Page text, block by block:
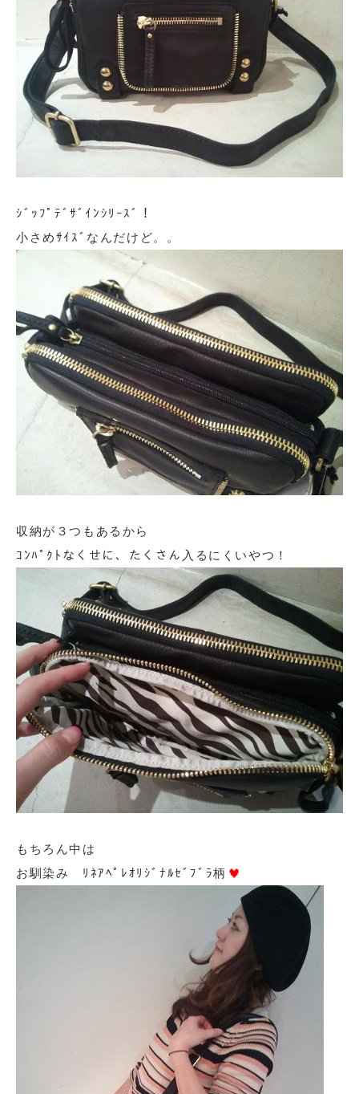
ｼﾞｯﾌﾟﾃﾞｻﾞｲﾝｼﾘｰｽﾞ！
小さめｻｲｽﾞなんだけど。。
収納が３つもあるから
ｺﾝﾊﾟｸﾄなくせに、たくさん入るにくいやつ！
もちろん中は
お馴染み ﾘﾈｱﾍﾟﾚｵﾘｼﾞﾅﾙｾﾞﾌﾞﾗ柄